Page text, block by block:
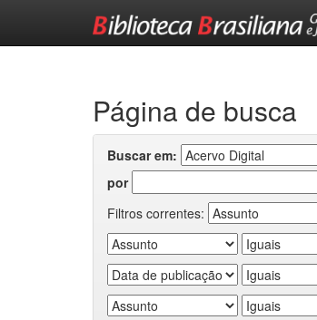
Página de busca
Buscar em:
por
Filtros correntes: